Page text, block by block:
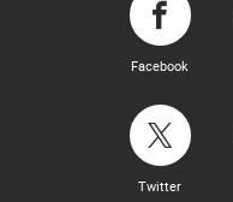
Facebook
Twitter